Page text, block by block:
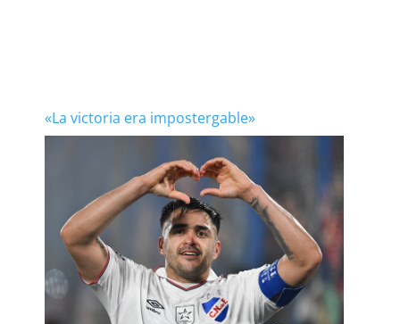
«La victoria era impostergable»